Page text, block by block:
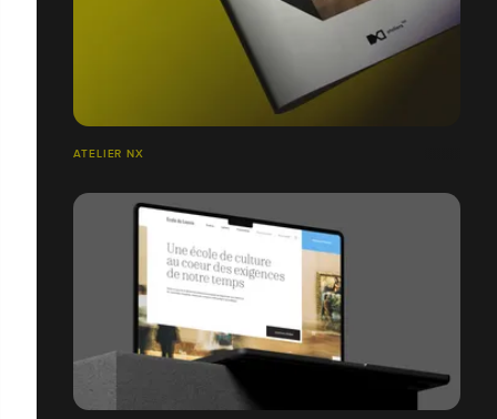
ATELIER NX